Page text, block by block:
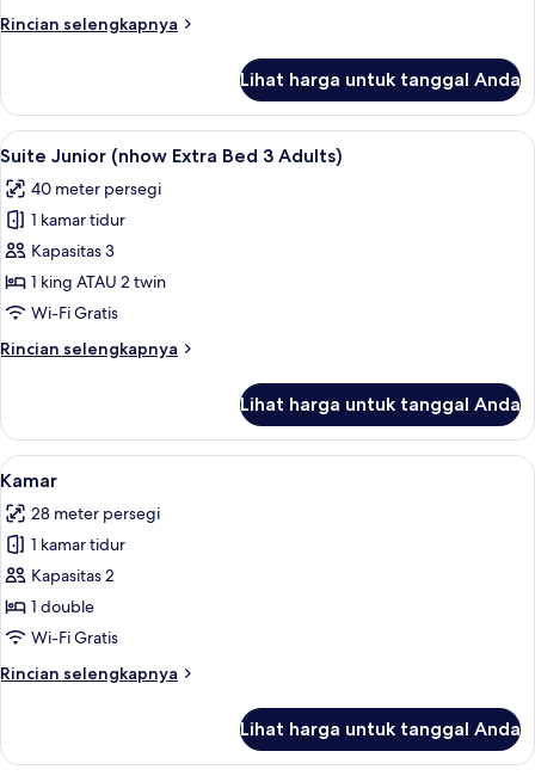
Bed
+
1
Child)
Rincian selengkapnya
Rincian
Suite
Junior
(nhow
Bed
2
+
Child)
Lihat harga untuk tanggal Anda
Lihat
semua
foto
untuk
Suite
Junior
(nhow
Bed
Seprai premium, minibar, brankas,
8
Suite Junior (nhow Extra Bed 3 Adults)
40 meter persegi
1 kamar tidur
Kapasitas 3
1 king ATAU 2 twin
Wi-Fi Gratis
Rincian selengkapnya
Rincian
Suite
Junior
(nhow
Bed
3
Lihat harga untuk tanggal Anda
Lihat
semua
foto
untuk
Kamar
Seprai premium, minibar, brankas,
5
Kamar
28 meter persegi
1 kamar tidur
Kapasitas 2
1 double
Wi-Fi Gratis
Rincian selengkapnya
Rincian
Kamar
Lihat harga untuk tanggal Anda